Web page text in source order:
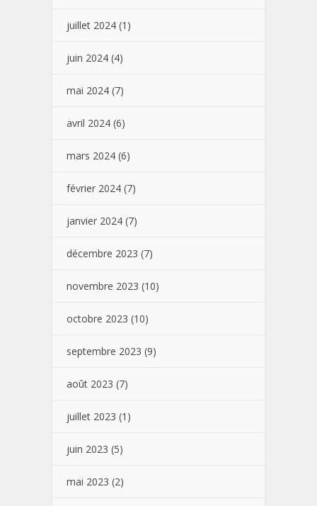
juillet 2024 (1)
juin 2024 (4)
mai 2024 (7)
avril 2024 (6)
mars 2024 (6)
février 2024 (7)
janvier 2024 (7)
décembre 2023 (7)
novembre 2023 (10)
octobre 2023 (10)
septembre 2023 (9)
août 2023 (7)
juillet 2023 (1)
juin 2023 (5)
mai 2023 (2)